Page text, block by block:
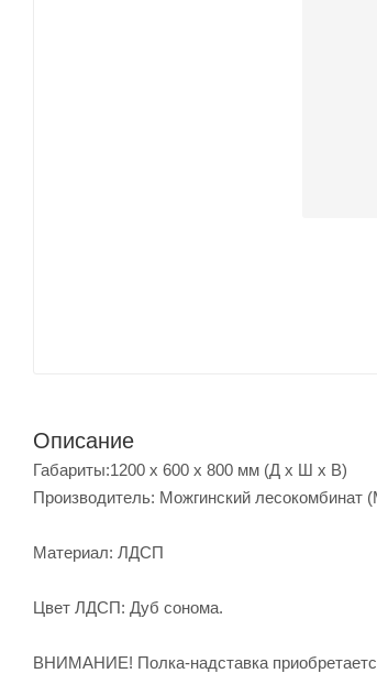
Описание
Габариты:1200 x 600 x 800 мм (Д х Ш х В)
Производитель: Можгинский лесокомбинат
Материал: ЛДСП
Цвет ЛДСП: Дуб сонома.
ВНИМАНИЕ! Полка-надставка